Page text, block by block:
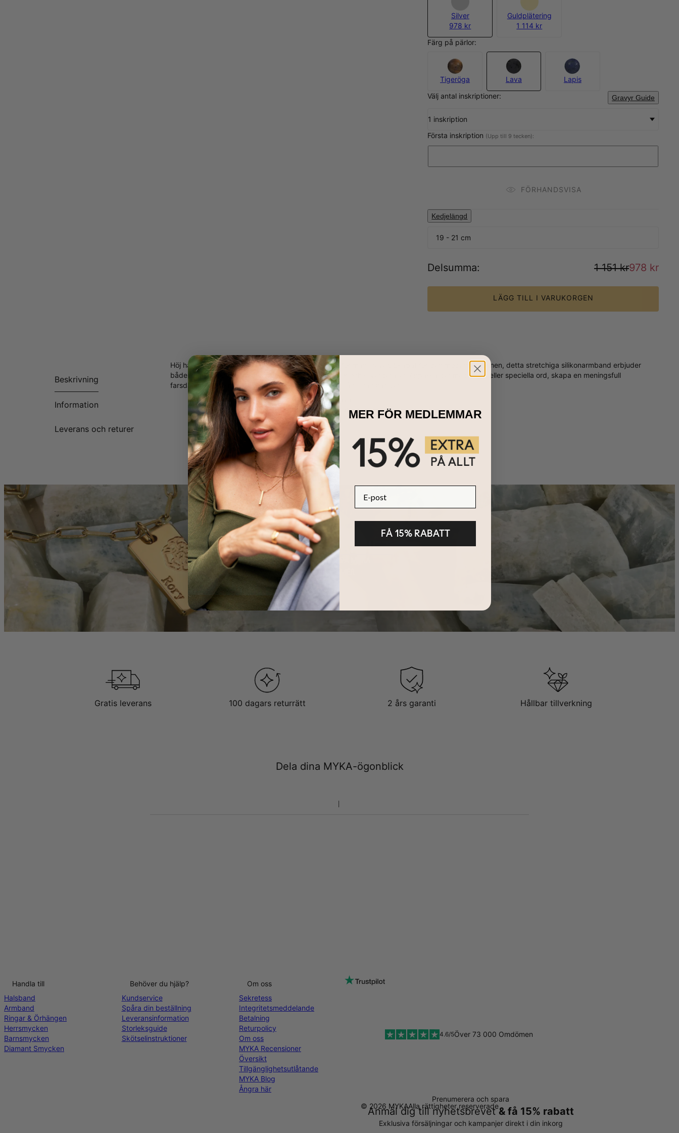
Silver
978 kr
Guldplätering
1 114 kr
Färg på pärlor:
Tigeröga Lava
Lapis
Välj antal inskriptioner:
Gravyr Guide
1 inskription
Första inskription (Upp till 9 tecken):
FÖRHANDSVISA
Kedjelängd
19 - 21 cm
Delsumma: 1 151 kr978 kr
LÄGG TILL I VARUKORGEN
Beskrivning
Information
Leverans och returer
Höj hans stil med vår personliga Leo Lava armband för män i silver. Skapat för den moderna mannen, detta stretchiga silikonarmband erbjuder
både komfort och hållbarhet, med halvädla lavapärlor och silverdetaljer. Anpassa det med namn eller speciella ord, skapa en meningsfull
farsdagsgåva som han kommer att uppskatta varje gång han bär det.
Tillverkad av silver och halvädelstenar av lava
Anpassningsbar med 1-4 namn, 9 tecken varje
Tillgänglig i 1 justerbar storlek
Alla bokstäver är stora
HÅLLBARHET
KÄRNAN PÅ MYKA
Gratis leverans 100 dagars returrätt 2 års garanti Hållbar tillverkning
Dela dina MYKA-ögonblick
Prenumerera och spara
Anmäl dig till nyhetsbrevet& få 15% rabatt
Exklusiva försäljningar och kampanjer direkt i din inkorg
Handla till
Halsband
Armband
Ringar & Örhängen
Herrsmycken
Barnsmycken
Diamant Smycken
Behöver du hjälp?
Kundservice
Spåra din beställning
Leveransinformation
Storleksguide
Skötselinstruktioner
Om oss
Sekretess
Integritetsmeddelande
Betalning
Returpolicy
Om oss
MYKA Recensioner
Översikt
Tillgänglighetsutlåtande
MYKA Blog
Ångra här
4.6/5Över 73 000 Omdömen
© 2026 MYKAAlla rättigheter reserverade
MER FÖR MEDLEMMAR
FÅ 15% RABATT